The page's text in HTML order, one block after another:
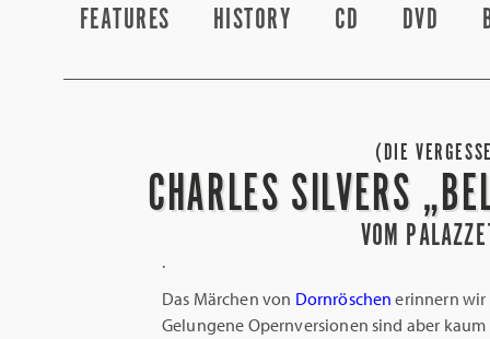
FEATURES HISTORY CD DVD
(DIE
CHARLES SILVERS
VOM
.
Das Märchen von Dornröschen erinnern wir
Gelungene Opernversionen sind aber